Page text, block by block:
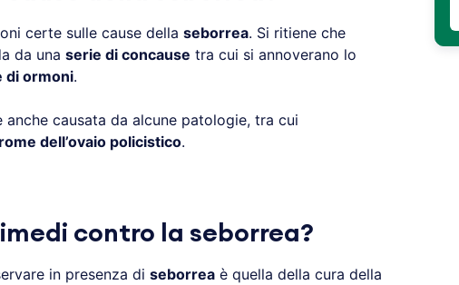
certe sulle cause della seborrea. Si ritiene che
da una serie di concause tra cui si annoverano lo
di ormoni.
anche causata da alcune patologie, tra cui
dell’ovaio policistico.
contro la seborrea?
in presenza di seborreaè quella della cura della